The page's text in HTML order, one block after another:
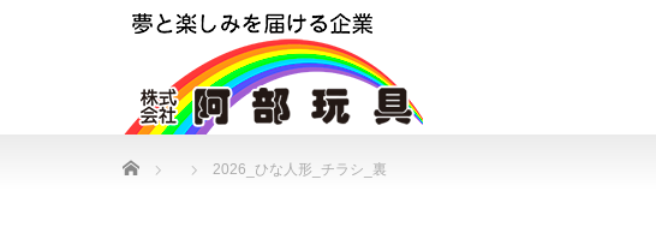
Home 2026_ひな人形_チラシ_裏